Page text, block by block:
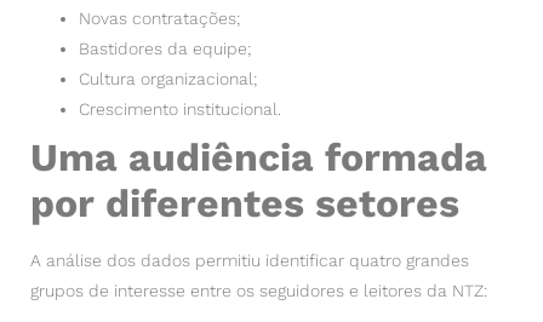
Novas contratações;
Bastidores da equipe;
Cultura organizacional;
Crescimento institucional.
Uma audiência formada
por diferentes setores
A análise dos dados permitiu identificar quatro grandes
grupos de interesse entre os seguidores e leitores da NTZ: